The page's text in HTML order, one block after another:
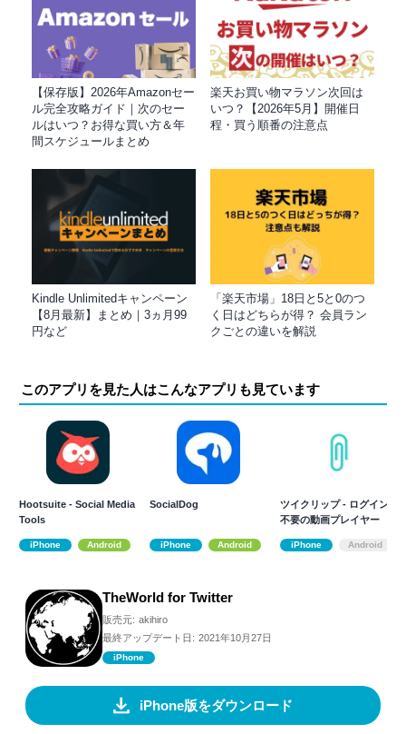
【保存版】2026年Amazonセー
ル完全攻略ガイド｜次のセー
ルはいつ？お得な買い方＆年
間スケジュールまとめ
楽天お買い物マラソン次回は
いつ？【2026年5月】開催日
程・買う順番の注意点
Kindle Unlimitedキャンペーン
【8月最新】まとめ｜3ヵ月99
円など
「楽天市場」18日と5と0のつ
く日はどちらが得？ 会員ラン
クごとの違いを解説
このアプリを見た人はこんなアプリも見ています
Hootsuite - Social Media
Tools
iPhone Android
SocialDog
iPhone Android
ツイクリップ - ログイン
不要の動画プレイヤー
iPhone Android
TheWorld for Twitter
販売元: akihiro
最終アップデート日: 2021年10月27日
iPhone
iPhone版をダウンロード